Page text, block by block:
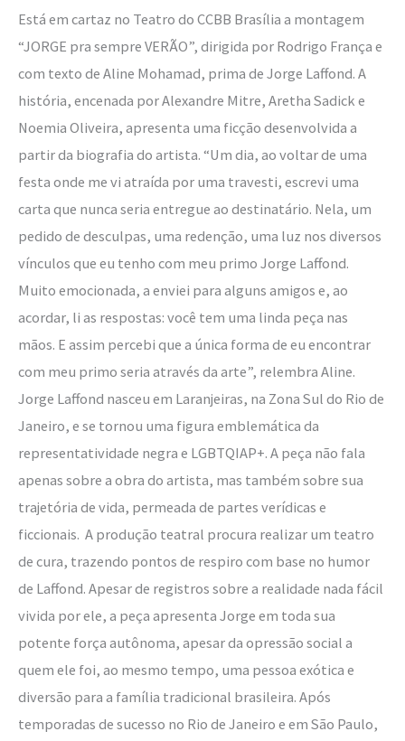
Está em cartaz no Teatro do CCBB Brasília a montagem
“JORGE pra sempre VERÃO”, dirigida por Rodrigo França e
com texto de Aline Mohamad, prima de Jorge Laffond. A
história, encenada por Alexandre Mitre, Aretha Sadick e
Noemia Oliveira, apresenta uma ficção desenvolvida a
partir da biografia do artista. “Um dia, ao voltar de uma
festa onde me vi atraída por uma travesti, escrevi uma
carta que nunca seria entregue ao destinatário. Nela, um
pedido de desculpas, uma redenção, uma luz nos diversos
vínculos que eu tenho com meu primo Jorge Laffond.
Muito emocionada, a enviei para alguns amigos e, ao
acordar, li as respostas: você tem uma linda peça nas
mãos. E assim percebi que a única forma de eu encontrar
com meu primo seria através da arte”, relembra Aline.
Jorge Laffond nasceu em Laranjeiras, na Zona Sul do Rio de
Janeiro, e se tornou uma figura emblemática da
representatividade negra e LGBTQIAP+. A peça não fala
apenas sobre a obra do artista, mas também sobre sua
trajetória de vida, permeada de partes verídicas e
ficcionais. A produção teatral procura realizar um teatro
de cura, trazendo pontos de respiro com base no humor
de Laffond. Apesar de registros sobre a realidade nada fácil
vivida por ele, a peça apresenta Jorge em toda sua
potente força autônoma, apesar da opressão social a
quem ele foi, ao mesmo tempo, uma pessoa exótica e
diversão para a família tradicional brasileira. Após
temporadas de sucesso no Rio de Janeiro e em São Paulo,